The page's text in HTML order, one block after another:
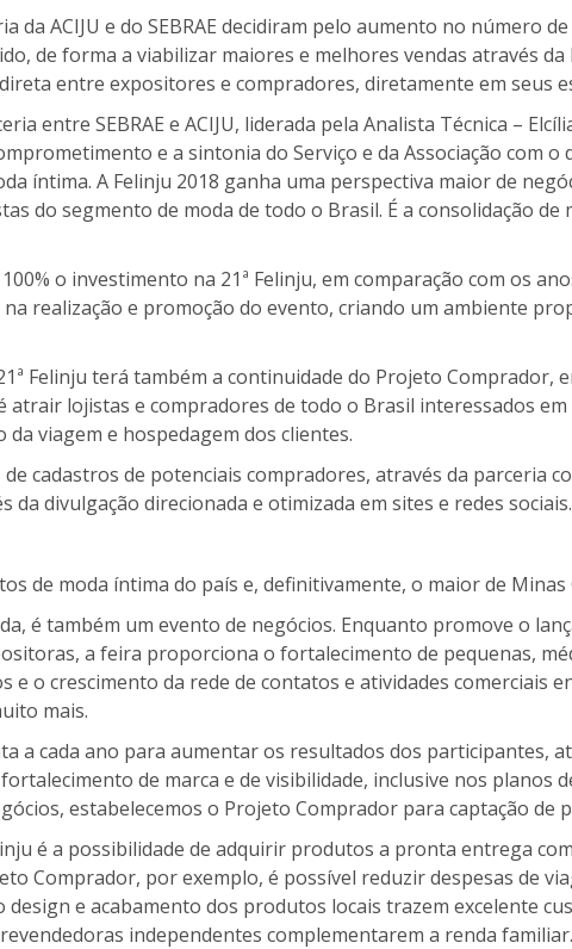
da ACIJU e do SEBRAE decidiram pelo aumento no número
de forma a viabilizar maiores e melhores vendas através da
entre expositores e compradores, diretamente em seus
entre SEBRAE e ACIJU, liderada pela Analista Técnica –
e a sintonia do Serviço e da Associação com o
íntima. A Felinju 2018 ganha uma perspectiva maior de
do segmento de moda de todo o Brasil. É a consolidação de
o investimento na 21ª Felinju, em comparação com os
realização e promoção do evento, criando um ambiente
Felinju terá também a continuidade do Projeto Comprador,
lojistas e compradores de todo o Brasil interessados
viagem e hospedagem dos clientes.
de cadastros de potenciais compradores, através da parceria
da divulgação direcionada e otimizada em sites e redes sociais.
de moda íntima do país e, definitivamente, o maior de Minas
é também um evento de negócios. Enquanto promove o
a feira proporciona o fortalecimento de pequenas,
e o crescimento da rede de contatos e atividades comerciais
mais.
a cada ano para aumentar os resultados dos participantes,
de marca e de visibilidade, inclusive nos planos
estabelecemos o Projeto Comprador para captação de
é a possibilidade de adquirir produtos a pronta entrega
Comprador, por exemplo, é possível reduzir despesas de
design e acabamento dos produtos locais trazem excelente
independentes complementarem a renda familiar.